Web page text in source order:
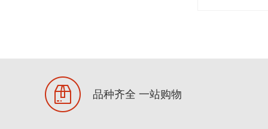
品种齐全 一站购物